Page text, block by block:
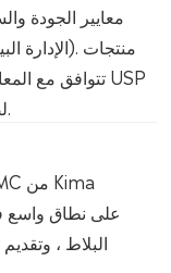
معايير الجودة
و EP ، لضمان ملاءمتها للتطبيقات الصيدلانية.
البلاط ،